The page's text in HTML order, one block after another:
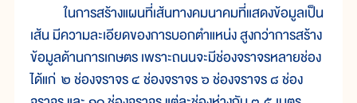
ในการสร้างแผนที่เส้นทางคมนาคมที่แสดงข้อมูลเป็น
เส้น มีความละเอียดของการบอกตำแหน่ง สูงกว่าการสร้าง
ข้อมูลด้านการเกษตร เพราะถนนจะมีช่องจราจรหลายช่อง
ได้แก่ ๒ ช่องจราจร ๔ ช่องจราจร ๖ ช่องจราจร ๘ ช่อง